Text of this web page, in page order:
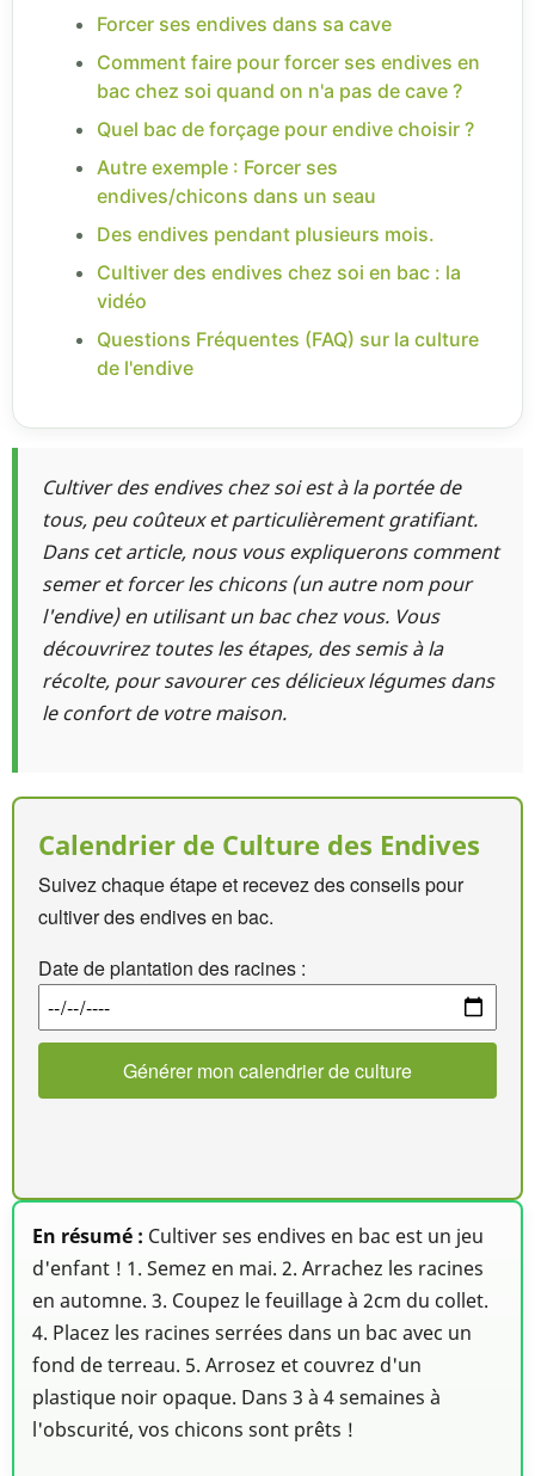
Forcer ses endives dans sa cave
Comment faire pour forcer ses endives en
bac chez soi quand on n'a pas de cave ?
Quel bac de forçage pour endive choisir ?
Autre exemple : Forcer ses
endives/chicons dans un seau
Des endives pendant plusieurs mois.
Cultiver des endives chez soi en bac : la
vidéo
Questions Fréquentes (FAQ) sur la culture
de l'endive
Cultiver des endives chez soi est à la portée de
tous, peu coûteux et particulièrement gratifiant.
Dans cet article, nous vous expliquerons comment
semer et forcer les chicons (un autre nom pour
l'endive) en utilisant un bac chez vous. Vous
découvrirez toutes les étapes, des semis à la
récolte, pour savourer ces délicieux légumes dans
le confort de votre maison.
Calendrier de Culture des Endives
Suivez chaque étape et recevez des conseils pour
cultiver des endives en bac.
Date de plantation des racines :
Générer mon calendrier de culture
En résumé : Cultiver ses endives en bac est un jeu
d'enfant ! 1. Semez en mai. 2. Arrachez les racines
en automne. 3. Coupez le feuillage à 2cm du collet.
4. Placez les racines serrées dans un bac avec un
fond de terreau. 5. Arrosez et couvrez d'un
plastique noir opaque. Dans 3 à 4 semaines à
l'obscurité, vos chicons sont prêts !